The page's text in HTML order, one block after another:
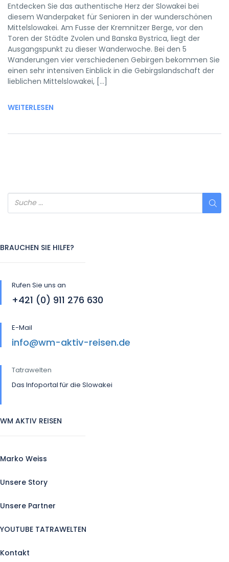
Entdecken Sie das authentische Herz der Slowakei bei
diesem Wanderpaket für Senioren in der wunderschönen
Mittelslowakei. Am Fusse der Kremnitzer Berge, vor den
Toren der Städte Zvolen und Banska Bystrica, liegt der
Ausgangspunkt zu dieser Wanderwoche. Bei den 5
Wanderungen vier verschiedenen Gebirgen bekommen Sie
einen sehr intensiven Einblick in die Gebirgslandschaft der
lieblichen Mittelslowakei, […]
WEITERLESEN
BRAUCHEN SIE HILFE?
Rufen Sie uns an
+421 (0) 911 276 630
E-Mail
info@wm-aktiv-reisen.de
Tatrawelten
Das Infoportal für die Slowakei
WM AKTIV REISEN
Marko Weiss
Unsere Story
Unsere Partner
YOUTUBE TATRAWELTEN
Kontakt